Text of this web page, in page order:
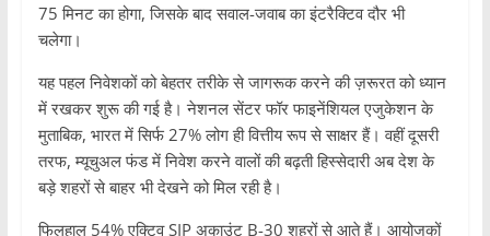
75 मिनट का होगा, जिसके बाद सवाल-जवाब का इंटरैक्टिव दौर भी
चलेगा।
यह पहल निवेशकों को बेहतर तरीके से जागरूक करने की ज़रूरत को ध्यान
में रखकर शुरू की गई है। नेशनल सेंटर फॉर फाइनेंशियल एजुकेशन के
मुताबिक, भारत में सिर्फ 27% लोग ही वित्तीय रूप से साक्षर हैं। वहीं दूसरी
तरफ, म्यूचुअल फंड में निवेश करने वालों की बढ़ती हिस्सेदारी अब देश के
बड़े शहरों से बाहर भी देखने को मिल रही है।
फिलहाल 54% एक्टिव SIP अकाउंट B-30 शहरों से आते हैं। आयोजकों